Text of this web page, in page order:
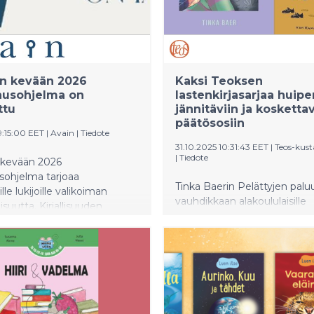
kevään 2026
on
EET | Avain | Tiedote
2026
tarjoaa
lukijoille valikoiman
Kirjallisuuden
vie kuohuvaan sotien
luvun Berliiniin. Susanna
esikoisromaanissa Piiri
ratkotaan menneisyyden
taloyhtiössä
Kaksi Teoksen
lastenkirjasarjaa
jännitäviin ja
päätösosiin
31.10.2025 10:31:43 EET | Teos-
| Tiedote
Tinka Baerin Pelättyjen
vauhdikkaan alakoululaisille
Kontion & Elina Warstan
nimeltään Kissa hyvästelee
on lukijoiden ja kriitikoiden
rakastaman kirjasarjan
päätösosa.